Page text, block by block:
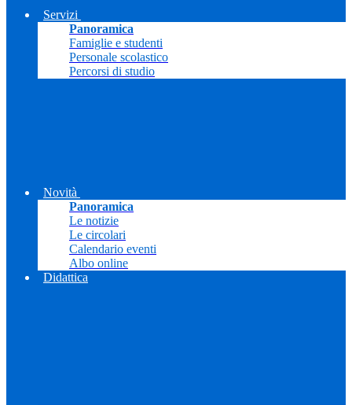
Servizi
Panoramica
Famiglie e studenti
Personale scolastico
Percorsi di studio
Novità
Panoramica
Le notizie
Le circolari
Calendario eventi
Albo online
Didattica